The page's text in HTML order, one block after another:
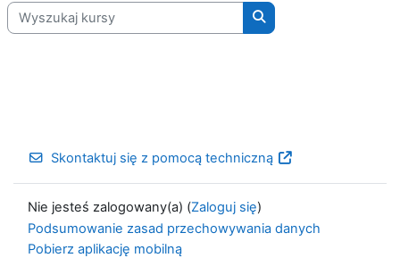
Wyszukaj kursy
Wyszukaj kursy
Skontaktuj się z pomocą techniczną
Nie jesteś zalogowany(a) (Zaloguj się)
Podsumowanie zasad przechowywania danych
Pobierz aplikację mobilną